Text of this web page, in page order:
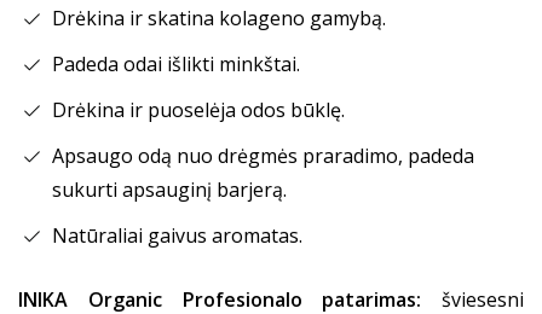
Drėkina ir skatina kolageno gamybą.
Padeda odai išlikti minkštai.
Drėkina ir puoselėja odos būklę.
Apsaugo odą nuo drėgmės praradimo, padeda
sukurti apsauginį barjerą.
Natūraliai gaivus aromatas.
INIKA Organic Profesionalo patarimas: šviesesni